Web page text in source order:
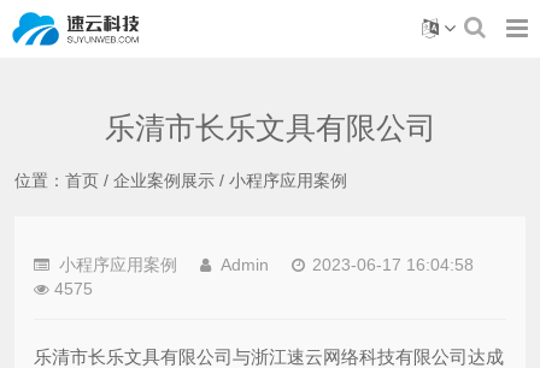
乐清市长乐文具有限公司
位置： 首页 / 企业案例展示 / 小程序应用案例
小程序应用案例 Admin
2023-06-17 16:04:58
4575
乐清市长乐文具有限公司与浙江速云网络科技有限公司达成